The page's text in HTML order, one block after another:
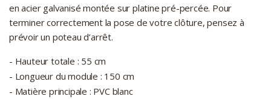
en acier galvanisé montée sur platine pré-percée. Pour
terminer correctement la pose de votre clôture, pensez à
prévoir un poteau d’arrêt.
- Hauteur totale : 55 cm
- Longueur du module : 150 cm
- Matière principale : PVC blanc